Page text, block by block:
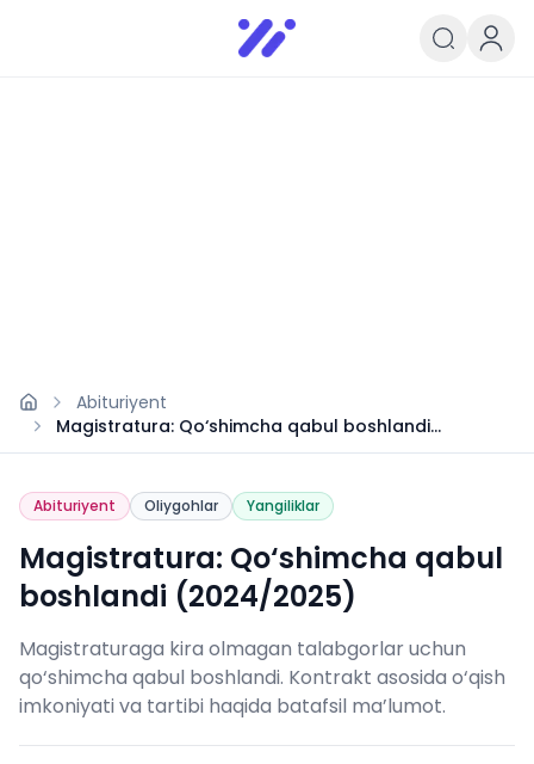
Infoedu
Ta&#039;lim xabarlari va
Abituriyent
Magistratura: Qo‘shimcha qabul boshlandi
(2024/2025)
Abituriyent Oliygohlar Yangiliklar
Magistratura: Qo‘shimcha qabul
boshlandi (2024/2025)
Magistraturaga kira olmagan talabgorlar uchun
qo‘shimcha qabul boshlandi. Kontrakt asosida o‘qish
imkoniyati va tartibi haqida batafsil ma’lumot.